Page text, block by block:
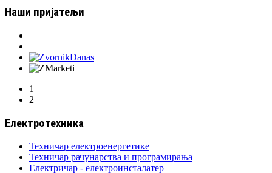
Наши пријатељи
1
2
Електротехника
Техничар електроенергетике
Техничар рачунарства и програмирања
Електричар - електроинсталатер